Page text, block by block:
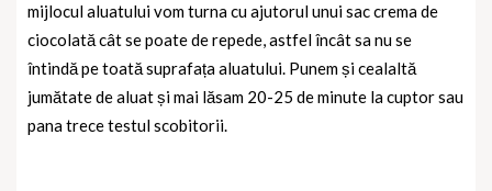
mijlocul aluatului vom turna cu ajutorul unui sac crema de
ciocolată cât se poate de repede, astfel încât sa nu se
întindă pe toată suprafața aluatului. Punem și cealaltă
jumătate de aluat și mai lăsam 20-25 de minute la cuptor sau
pana trece testul scobitorii.